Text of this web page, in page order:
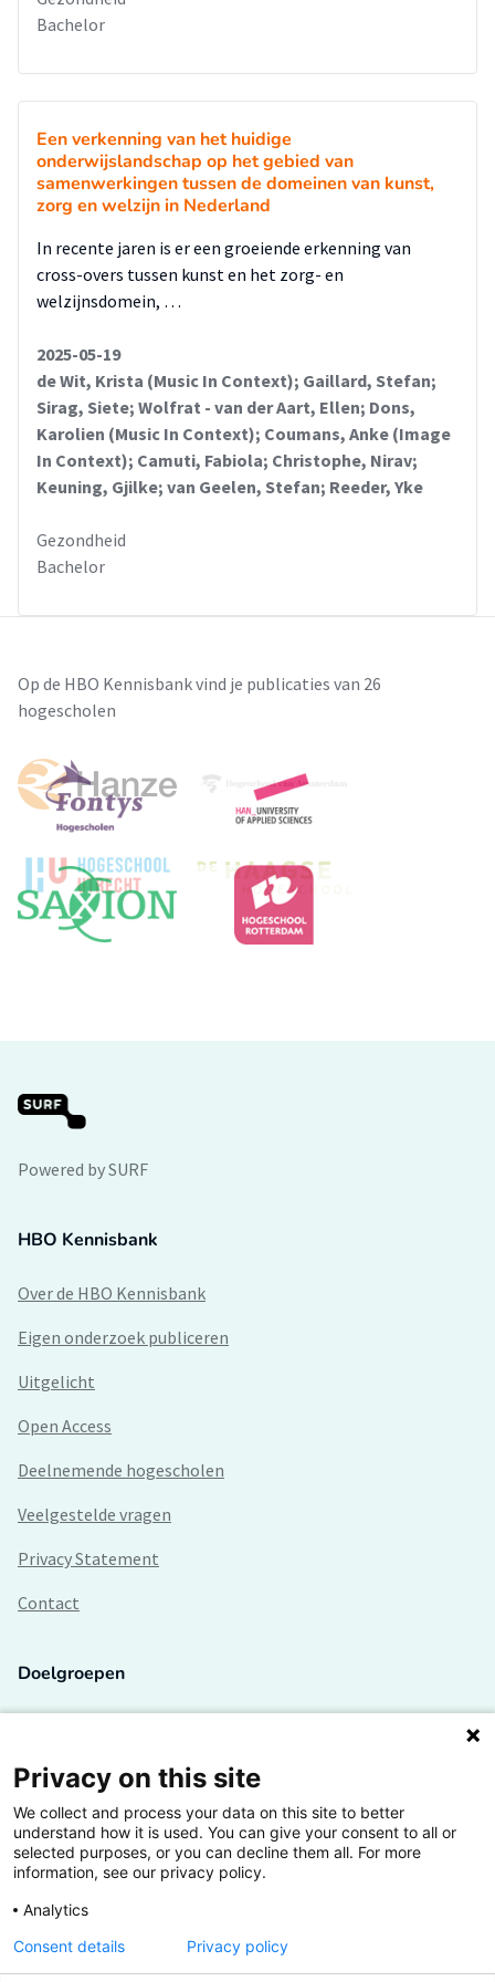
Bachelor
Een verkenning van het huidige
onderwijslandschap op het gebied van
samenwerkingen tussen de domeinen van kunst,
zorg en welzijn in Nederland
In recente jaren is er een groeiende erkenning van
cross-overs tussen kunst en het zorg- en
welzijnsdomein, …
2025-05-19
de Wit, Krista (Music In Context); Gaillard, Stefan;
Sirag, Siete; Wolfrat - van der Aart, Ellen; Dons,
Karolien (Music In Context); Coumans, Anke (Image
In Context); Camuti, Fabiola; Christophe, Nirav;
Keuning, Gjilke; van Geelen, Stefan; Reeder, Yke
Gezondheid
Bachelor
Op de HBO Kennisbank vind je publicaties van 26
hogescholen
Powered by SURF
HBO Kennisbank
Over de HBO Kennisbank
Eigen onderzoek publiceren
Uitgelicht
Open Access
Deelnemende hogescholen
Veelgestelde vragen
Privacy Statement
Contact
Doelgroepen
Lectoren en onderzoekers
Bedrijven
Hogescholen
Privacy on this site
We collect and process your data on this site to better
understand how it is used. You can give your consent to all or
selected purposes, or you can decline them all. For more
information, see our privacy policy.
Analytics
Consent details
Privacy policy